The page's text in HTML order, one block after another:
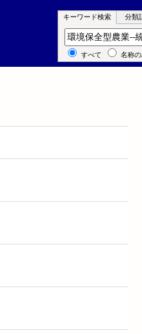
キーワード検索 分類
キーワード検索
すべて 名称